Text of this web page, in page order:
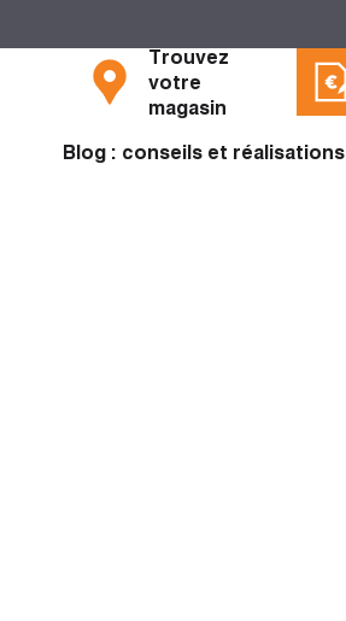
Trouvez
votre
magasin
Blog : conseils et réalisations